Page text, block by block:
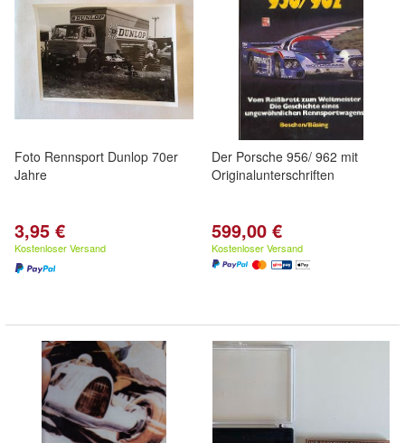
Foto Rennsport Dunlop 70er
Jahre
3,95 €
Kostenloser Versand
Der Porsche 956/ 962 mit
Originalunterschriften
599,00 €
Kostenloser Versand